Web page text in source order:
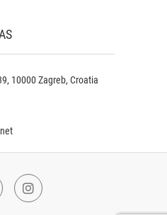
10000 Zagreb, Croatia
Instagram